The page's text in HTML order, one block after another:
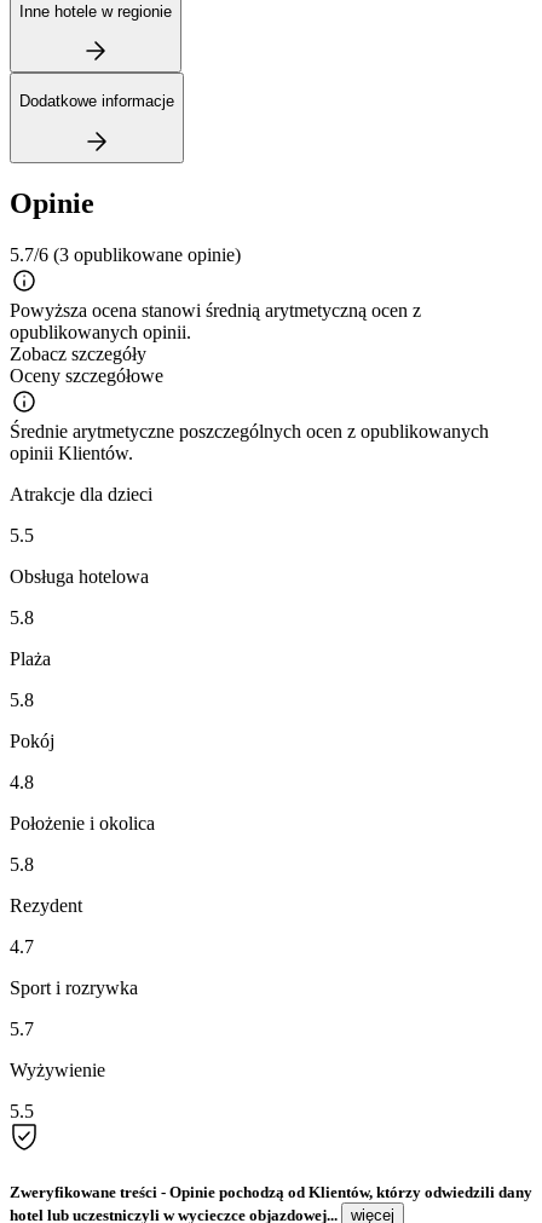
Inne hotele w regionie
Dodatkowe informacje
Opinie
5.7/6 (3 opublikowane opinie)
Powyższa ocena stanowi średnią arytmetyczną ocen z
opublikowanych opinii.
Zobacz szczegóły
Oceny szczegółowe
Średnie arytmetyczne poszczególnych ocen z opublikowanych
opinii Klientów.
Atrakcje dla dzieci
5.5
Obsługa hotelowa
5.8
Plaża
5.8
Pokój
4.8
Położenie i okolica
5.8
Rezydent
4.7
Sport i rozrywka
5.7
Wyżywienie
5.5
Zweryfikowane treści - Opinie pochodzą od Klientów, którzy odwiedzili dany
hotel lub uczestniczyli w wycieczce objazdowej...
więcej